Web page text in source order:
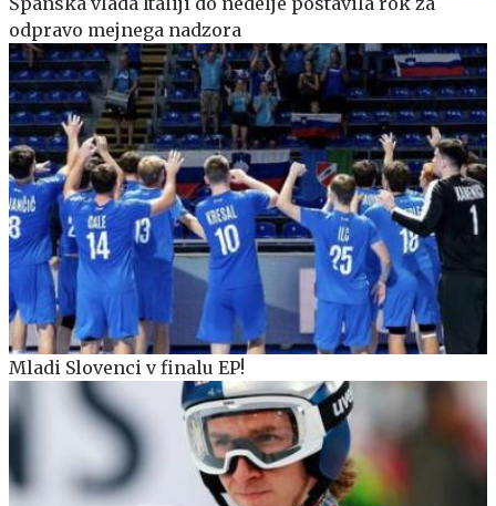
odpravo mejnega nadzora
Mladi Slovenci v finalu EP!